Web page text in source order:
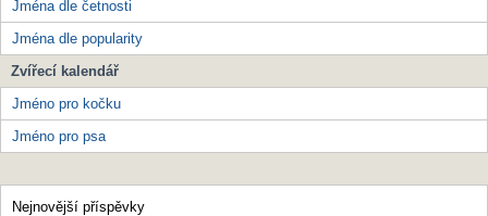
Jména dle četnosti
Jména dle popularity
Zvířecí kalendář
Jméno pro kočku
Jméno pro psa
Nejnovější příspěvky